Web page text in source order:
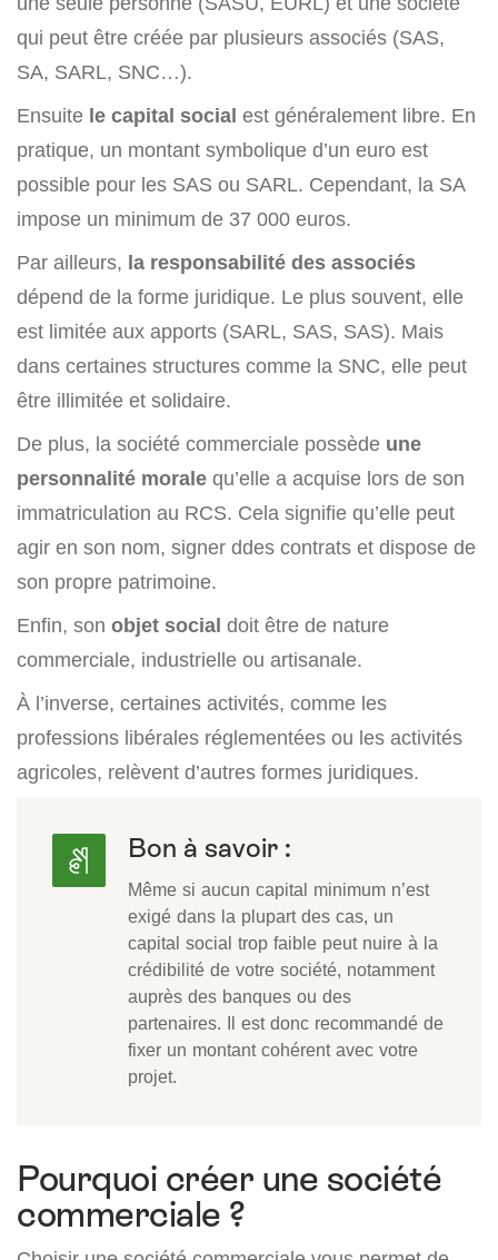
qui peut être créée par plusieurs associés (SAS,
SA, SARL, SNC…).
Ensuite le capital social est généralement libre. En
pratique, un montant symbolique d’un euro est
possible pour les SAS ou SARL. Cependant, la SA
impose un minimum de 37 000 euros.
Par ailleurs, la responsabilité des associés
dépend de la forme juridique. Le plus souvent, elle
est limitée aux apports (SARL, SAS, SAS). Mais
dans certaines structures comme la SNC, elle peut
être illimitée et solidaire.
De plus, la société commerciale possède une
personnalité morale qu’elle a acquise lors de son
immatriculation au RCS. Cela signifie qu’elle peut
agir en son nom, signer ddes contrats et dispose de
son propre patrimoine.
Enfin, son objet social doit être de nature
commerciale, industrielle ou artisanale.
À l’inverse, certaines activités, comme les
professions libérales réglementées ou les activités
agricoles, relèvent d’autres formes juridiques.
Bon à savoir :
Même si aucun capital minimum n’est
exigé dans la plupart des cas, un
capital social trop faible peut nuire à la
crédibilité de votre société, notamment
auprès des banques ou des
partenaires. Il est donc recommandé de
fixer un montant cohérent avec votre
projet.
Pourquoi créer une société
commerciale ?